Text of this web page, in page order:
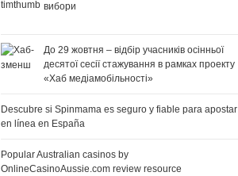
вибори
До 29 жовтня – відбір учасників осінньої
десятої сесії стажування в рамках проекту
«Хаб медіамобільності»
Descubre si Spinmama es seguro y fiable para apostar
en línea en España
Popular Australian casinos by
OnlineCasinoAussie.com review resource